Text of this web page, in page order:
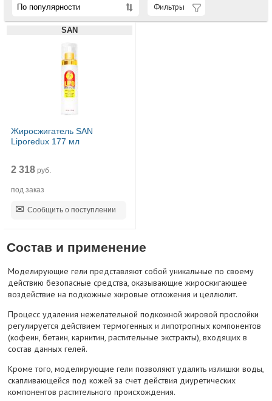
Фильтры
SAN
Жиросжигатель SAN
Liporedux 177 мл
2 318руб.
под заказ
Сообщить о поступлении
Состав и применение
Моделирующие гели представляют собой уникальные по своему
действию безопасные средства, оказывающие жиросжигающее
воздействие на подкожные жировые отложения и целлюлит.
Процесс удаления нежелательной подкожной жировой прослойки
регулируется действием термогенных и липотропных компонентов
(кофеин, бетаин, карнитин, растительные экстракты), входящих в
состав данных гелей.
Кроме того, моделирующие гели позволяют удалить излишки воды,
скапливающейся под кожей за счет действия диуретических
компонентов растительного происхождения.